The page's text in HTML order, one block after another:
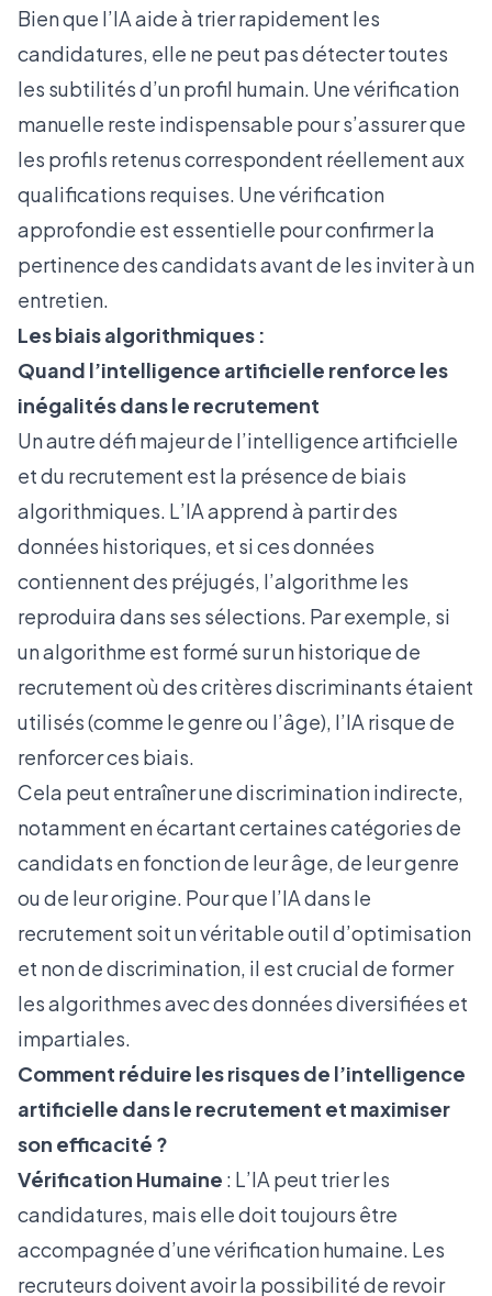
Bien que l’IA aide à trier rapidement les
candidatures, elle ne peut pas détecter toutes
les subtilités d’un profil humain. Une vérification
manuelle reste indispensable pour s’assurer que
les profils retenus correspondent réellement aux
qualifications requises. Une vérification
approfondie est essentielle pour confirmer la
pertinence des candidats avant de les inviter à un
entretien.
Les biais algorithmiques :
Quand l’intelligence artificielle renforce les
inégalités dans le recrutement
Un autre défi majeur de l’intelligence artificielle
et du recrutement est la présence de biais
algorithmiques. L’IA apprend à partir des
données historiques, et si ces données
contiennent des préjugés, l’algorithme les
reproduira dans ses sélections. Par exemple, si
un algorithme est formé sur un historique de
recrutement où des critères discriminants étaient
utilisés (comme le genre ou l’âge), l’IA risque de
renforcer ces biais.
Cela peut entraîner une discrimination indirecte,
notamment en écartant certaines catégories de
candidats en fonction de leur âge, de leur genre
ou de leur origine. Pour que l’IA dans le
recrutement soit un véritable outil d’optimisation
et non de discrimination, il est crucial de former
les algorithmes avec des données diversifiées et
impartiales.
Comment réduire les risques de l’intelligence
artificielle dans le recrutement et maximiser
son efficacité ?
Vérification Humaine : L’IA peut trier les
candidatures, mais elle doit toujours être
accompagnée d’une vérification humaine. Les
recruteurs doivent avoir la possibilité de revoir